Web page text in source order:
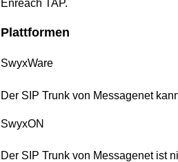
Enreach TAP.
Plattformen
SwyxWare
Der SIP Trunk von Messagenet
SwyxON
Der SIP Trunk von Messagenet ist